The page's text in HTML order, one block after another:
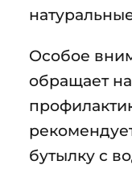
Особое
обращает
бутылку с